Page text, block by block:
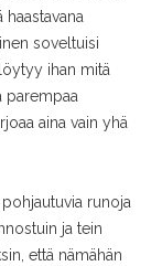
soveltuisi
ihan mitä
parempaa
aina vain yhä
runoja
ja tein
että nämähän